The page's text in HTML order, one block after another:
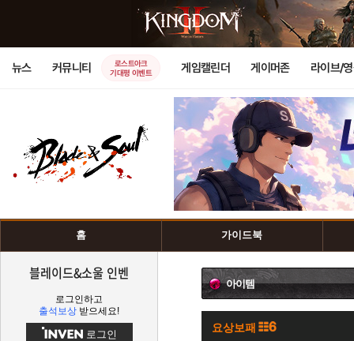
뉴스 커뮤니티
로스트아크
기대평 이벤트
게임캘린더 게이머존 라이브/
홈 가이드북
블레이드&소울 인벤
로그인하고
출석보상 받으세요!
로그인
아이템
요상보패